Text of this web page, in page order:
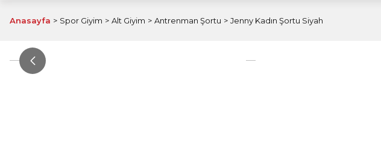
Anasayfa Spor Giyim Alt Giyim Antrenman Şortu Jenny Kadın Şortu Siyah